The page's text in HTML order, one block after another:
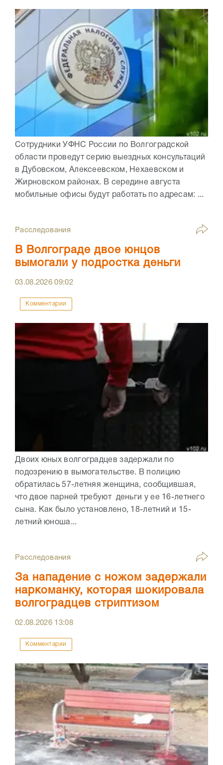
Сотрудники УФНС России по Волгоградской
области проведут серию выездных консультаций
в Дубовском, Алексеевском, Нехаевском и
Жирновском районах. В середине августа
мобильные офисы будут работать по адресам: ...
Расследования
В Волгограде двое юнцов
вымогали у подростка деньги
03.08.202609:02
Комментарии
Двоих юных волгоградцев задержали по
подозрению в вымогательстве. В полицию
обратилась 57-летняя женщина, сообщившая,
что двое парней требуют деньги у ее 16-летнего
сына. Как было установлено, 18-летний и 15-
летний юноша...
Расследования
За нападение с ножом задержали
наркоманку, которая шокировала
волгоградцев стриптизом
02.08.2026 13:08
Комментарии